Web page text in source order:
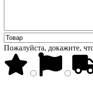
Пожалуйста, докажите,